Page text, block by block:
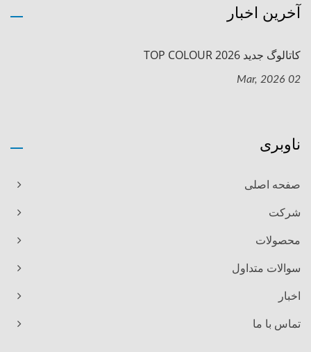
آخرین اخبار
کاتالوگ جدید TOP COLOUR 2026
02 Mar, 2026
ناوبری
صفحه اصلی
شرکت
محصولات
سوالات متداول
اخبار
تماس با ما